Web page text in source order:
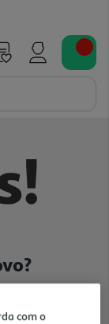
com o